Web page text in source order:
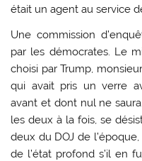
était un agent au service
Une commission
par les démocrates. Le
choisi par Trump,
qui avait pris un verre
avant et dont nul ne
les deux à la fois, se
deux du DOJ de
de l’état profond s’il en